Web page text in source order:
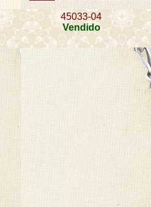
45033-04
Vendido